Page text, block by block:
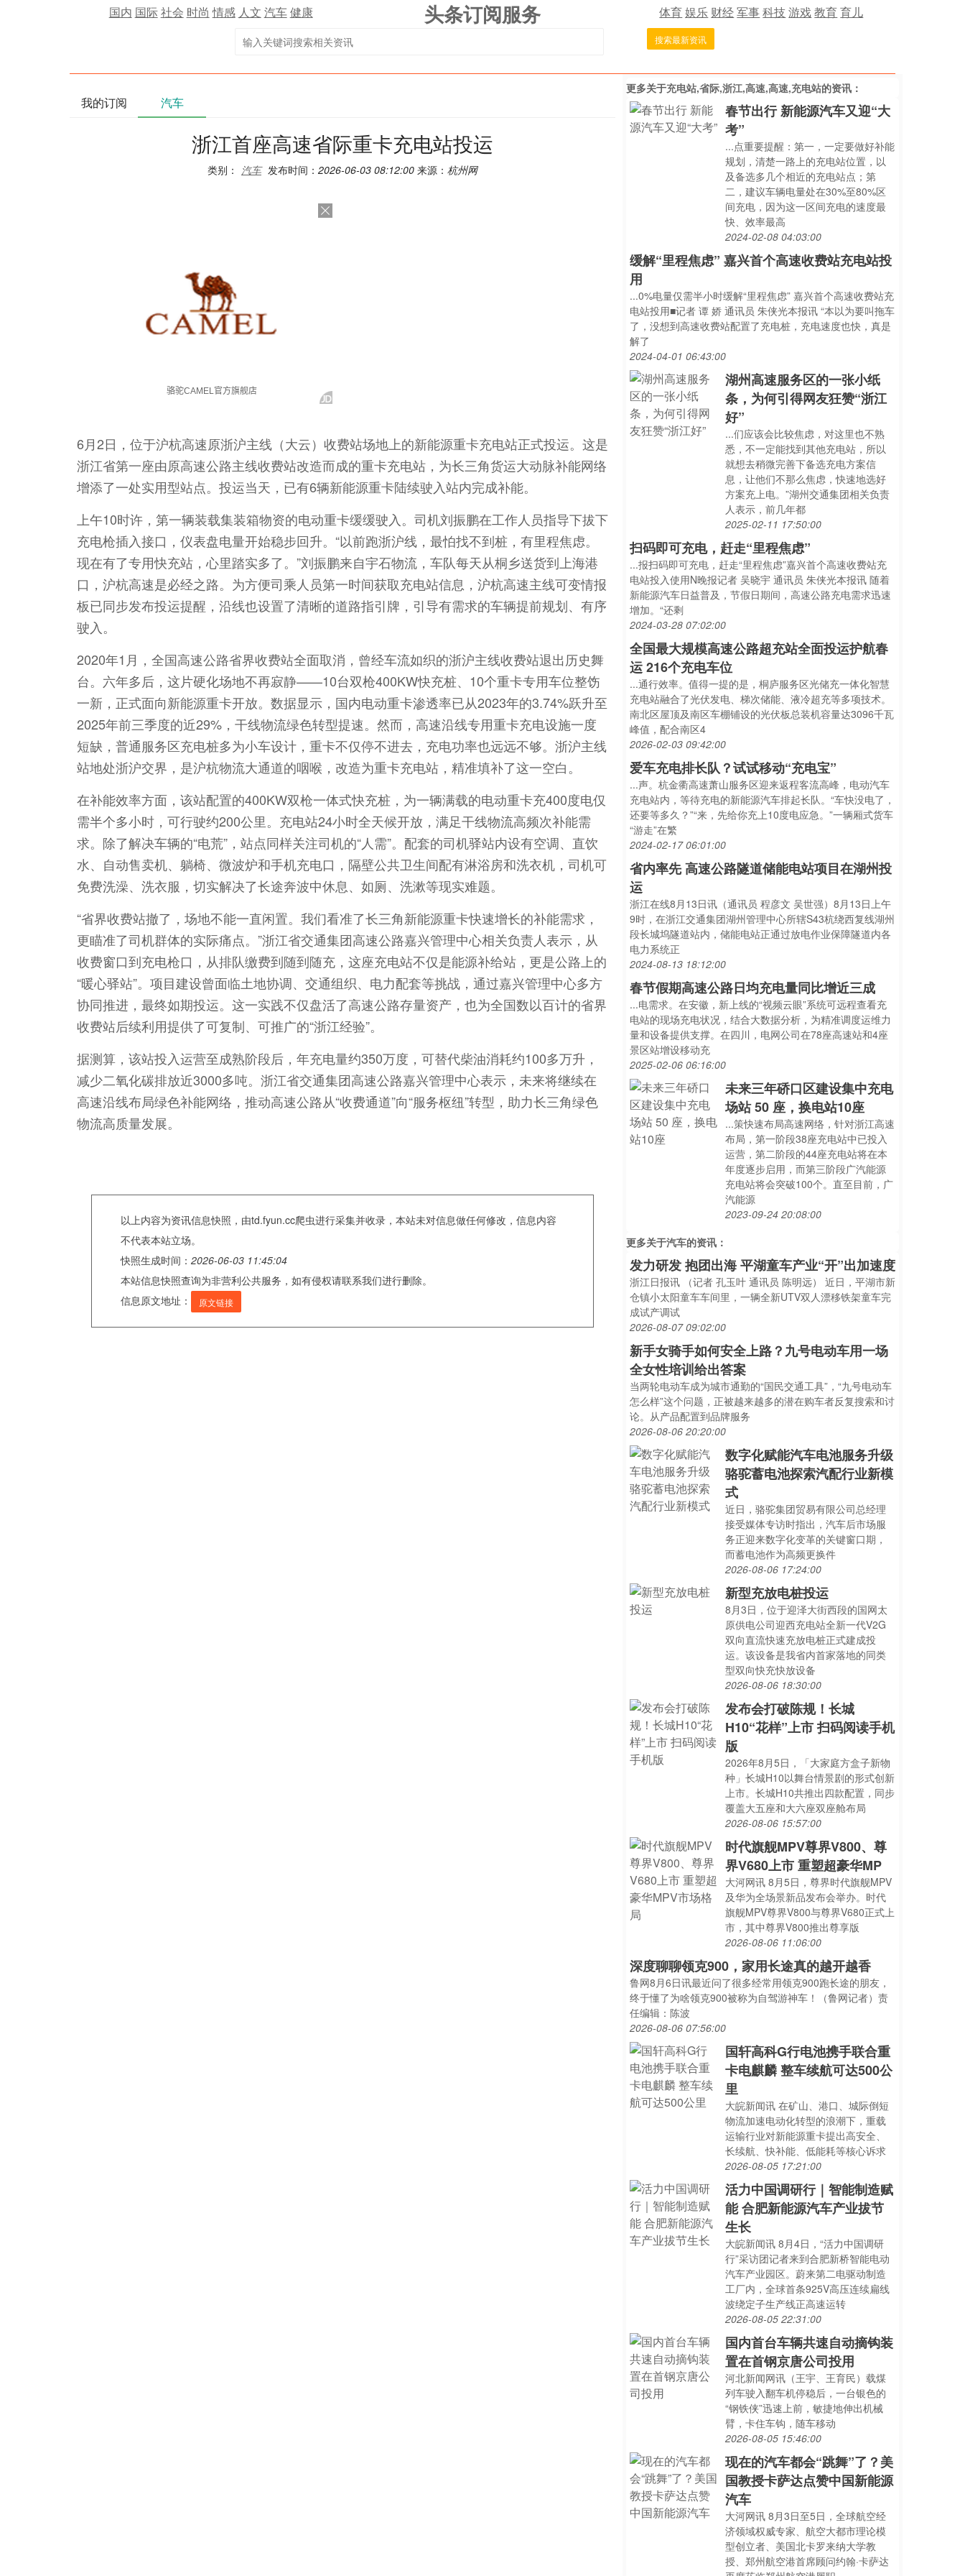
国内 国际社会 时尚 情感 人文 汽车健康 头条订阅服务 体育娱乐 财经军事科技游戏教育育儿
搜索最新资讯
我的订阅 汽车
浙江首座高速省际重卡充电站投运
类别： 汽车 发布时间： 2026-06-03 08:12:00 来源： 杭州网
6月2日，位于沪杭高速原浙沪主线（大云）收费站场地上的新能源重卡充电站正式投运。这是
浙江省第一座由原高速公路主线收费站改造而成的重卡充电站，为长三角货运大动脉补能网络
增添了一处实用型站点。投运当天，已有6辆新能源重卡陆续驶入站内完成补能。
上午10时许，第一辆装载集装箱物资的电动重卡缓缓驶入。司机刘振鹏在工作人员指导下拔下
充电枪插入接口，仪表盘电量开始稳步回升。“以前跑浙沪线，最怕找不到桩，有里程焦虑。
现在有了专用快充站，心里踏实多了。”刘振鹏来自宇石物流，车队每天从桐乡送货到上海港
口，沪杭高速是必经之路。为方便司乘人员第一时间获取充电站信息，沪杭高速主线可变情报
板已同步发布投运提醒，沿线也设置了清晰的道路指引牌，引导有需求的车辆提前规划、有序
驶入。
2020年1月，全国高速公路省界收费站全面取消，曾经车流如织的浙沪主线收费站退出历史舞
台。六年多后，这片硬化场地不再寂静——10台双枪400KW快充桩、10个重卡专用车位整饬
一新，正式面向新能源重卡开放。数据显示，国内电动重卡渗透率已从2023年的3.74%跃升至
2025年前三季度的近29%，干线物流绿色转型提速。然而，高速沿线专用重卡充电设施一度
短缺，普通服务区充电桩多为小车设计，重卡不仅停不进去，充电功率也远远不够。浙沪主线
站地处浙沪交界，是沪杭物流大通道的咽喉，改造为重卡充电站，精准填补了这一空白。
在补能效率方面，该站配置的400KW双枪一体式快充桩，为一辆满载的电动重卡充400度电仅
需半个多小时，可行驶约200公里。充电站24小时全天候开放，满足干线物流高频次补能需
求。除了解决车辆的“电荒”，站点同样关注司机的“人需”。配套的司机驿站内设有空调、直饮
水、自动售卖机、躺椅、微波炉和手机充电口，隔壁公共卫生间配有淋浴房和洗衣机，司机可
免费洗澡、洗衣服，切实解决了长途奔波中休息、如厕、洗漱等现实难题。
“省界收费站撤了，场地不能一直闲置。我们看准了长三角新能源重卡快速增长的补能需求，
更瞄准了司机群体的实际痛点。”浙江省交通集团高速公路嘉兴管理中心相关负责人表示，从
收费窗口到充电枪口，从排队缴费到随到随充，这座充电站不仅是能源补给站，更是公路上的
“暖心驿站”。项目建设曾面临土地协调、交通组织、电力配套等挑战，通过嘉兴管理中心多方
协同推进，最终如期投运。这一实践不仅盘活了高速公路存量资产，也为全国数以百计的省界
收费站后续利用提供了可复制、可推广的“浙江经验”。
据测算，该站投入运营至成熟阶段后，年充电量约350万度，可替代柴油消耗约100多万升，
减少二氧化碳排放近3000多吨。浙江省交通集团高速公路嘉兴管理中心表示，未来将继续在
高速沿线布局绿色补能网络，推动高速公路从“收费通道”向“服务枢纽”转型，助力长三角绿色
物流高质量发展。
以上内容为资讯信息快照，由td.fyun.cc爬虫进行采集并收录，本站未对信息做任何修改，信息内容
不代表本站立场。
快照生成时间： 2026-06-03 11:45:04
本站信息快照查询为非营利公共服务，如有侵权请联系我们进行删除。
信息原文地址：
原文链接
更多关于充电站,省际,浙江,高速,高速,充电站的资讯：
春节出行 新能源汽车又迎“大
考”
...点重要提醒：第一，一定要做好补能
规划，清楚一路上的充电站位置，以
及备选多几个相近的充电站点；第
二，建议车辆电量处在30%至80%区
间充电，因为这一区间充电的速度最
快、效率最高
2024-02-08 04:03:00
缓解“里程焦虑” 嘉兴首个高速收费站充电站投
用
...0%电量仅需半小时缓解“里程焦虑” 嘉兴首个高速收费站充
电站投用■记者 谭 娇 通讯员 朱侠光本报讯 “本以为要叫拖车
了，没想到高速收费站配置了充电桩，充电速度也快，真是
解了
2024-04-01 06:43:00
湖州高速服务区的一张小纸
条，为何引得网友狂赞“浙江
好”
...们应该会比较焦虑，对这里也不熟
悉，不一定能找到其他充电站，所以
就想去稍微完善下备选充电方案信
息，让他们不那么焦虑，快速地选好
方案充上电。”湖州交通集团相关负责
人表示，前几年都
2025-02-11 17:50:00
扫码即可充电，赶走“里程焦虑”
...报扫码即可充电，赶走“里程焦虑”嘉兴首个高速收费站充
电站投入使用N晚报记者 吴晓宇 通讯员 朱侠光本报讯 随着
新能源汽车日益普及，节假日期间，高速公路充电需求迅速
增加。“还剩
2024-03-28 07:02:00
全国最大规模高速公路超充站全面投运护航春
运 216个充电车位
...通行效率。值得一提的是，桐庐服务区光储充一体化智慧
充电站融合了光伏发电、梯次储能、液冷超充等多项技术。
南北区屋顶及南区车棚铺设的光伏板总装机容量达3096千瓦
峰值，配合南区4
2026-02-03 09:42:00
爱车充电排长队？试试移动“充电宝”
...声。杭金衢高速萧山服务区迎来返程客流高峰，电动汽车
充电站内，等待充电的新能源汽车排起长队。“车快没电了，
还要等多久？”“来，先给你充上10度电应急。”一辆厢式货车
“游走”在繁
2024-02-17 06:01:00
省内率先 高速公路隧道储能电站项目在湖州投
运
浙江在线8月13日讯（通讯员 程彦文 吴世强）8月13日上午
9时，在浙江交通集团湖州管理中心所辖S43杭绕西复线湖州
段长城坞隧道站内，储能电站正通过放电作业保障隧道内各
电力系统正
2024-08-13 18:12:00
春节假期高速公路日均充电量同比增近三成
...电需求。在安徽，新上线的“视频云眼”系统可远程查看充
电站的现场充电状况，结合大数据分析，为精准调度运维力
量和设备提供支撑。在四川，电网公司在78座高速站和4座
景区站增设移动充
2025-02-06 06:16:00
未来三年硚口区建设集中充电
场站 50 座，换电站10座
...策快速布局高速网络，针对浙江高速
布局，第一阶段38座充电站中已投入
运营，第二阶段的44座充电站将在本
年度逐步启用，而第三阶段广汽能源
充电站将会突破100个。直至目前，广
汽能源
2023-09-24 20:08:00
更多关于汽车的资讯：
发力研发 抱团出海 平湖童车产业“开”出加速度
浙江日报讯 （记者 孔玉叶 通讯员 陈明远） 近日，平湖市新
仓镇小太阳童车车间里，一辆全新UTV双人漂移铁架童车完
成试产调试
2026-08-07 09:02:00
新手女骑手如何安全上路？九号电动车用一场
全女性培训给出答案
当两轮电动车成为城市通勤的“国民交通工具”，“九号电动车
怎么样”这个问题，正被越来越多的潜在购车者反复搜索和讨
论。从产品配置到品牌服务
2026-08-06 20:20:00
数字化赋能汽车电池服务升级
骆驼蓄电池探索汽配行业新模
式
近日，骆驼集团贸易有限公司总经理
接受媒体专访时指出，汽车后市场服
务正迎来数字化变革的关键窗口期，
而蓄电池作为高频更换件
2026-08-06 17:24:00
新型充放电桩投运
8月3日，位于迎泽大街西段的国网太
原供电公司迎西充电站全新一代V2G
双向直流快速充放电桩正式建成投
运。该设备是我省内首家落地的同类
型双向快充快放设备
2026-08-06 18:30:00
发布会打破陈规！长城
H10“花样”上市 扫码阅读手机
版
2026年8月5日，「大家庭方盒子新物
种」长城H10以舞台情景剧的形式创新
上市。长城H10共推出四款配置，同步
覆盖大五座和大六座双座舱布局
2026-08-06 15:57:00
时代旗舰MPV尊界V800、尊
界V680上市 重塑超豪华MP
大河网讯 8月5日，尊界时代旗舰MPV
及华为全场景新品发布会举办。时代
旗舰MPV尊界V800与尊界V680正式上
市，其中尊界V800推出尊享版
2026-08-06 11:06:00
深度聊聊领克900，家用长途真的越开越香
鲁网8月6日讯最近问了很多经常用领克900跑长途的朋友，
终于懂了为啥领克900被称为自驾游神车！（鲁网记者）责
任编辑：陈波
2026-08-06 07:56:00
国轩高科G行电池携手联合重
卡电麒麟 整车续航可达500公
里
大皖新闻讯 在矿山、港口、城际倒短
物流加速电动化转型的浪潮下，重载
运输行业对新能源重卡提出高安全、
长续航、快补能、低能耗等核心诉求
2026-08-05 17:21:00
活力中国调研行｜智能制造赋
能 合肥新能源汽车产业拔节
生长
大皖新闻讯 8月4日，“活力中国调研
行”采访团记者来到合肥新桥智能电动
汽车产业园区。蔚来第二电驱动制造
工厂内，全球首条925V高压连续扁线
波绕定子生产线正高速运转
2026-08-05 22:31:00
国内首台车辆共速自动摘钩装
置在首钢京唐公司投用
河北新闻网讯（王宇、王育民）载煤
列车驶入翻车机停稳后，一台银色的
“钢铁侠”迅速上前，敏捷地伸出机械
臂，卡住车钩，随车移动
2026-08-05 15:46:00
现在的汽车都会“跳舞”了？美
国教授卡萨达点赞中国新能源
汽车
大河网讯 8月3日至5日，全球航空经
济领域权威专家、航空大都市理论模
型创立者、美国北卡罗来纳大学教
授、郑州航空港首席顾问约翰·卡萨达